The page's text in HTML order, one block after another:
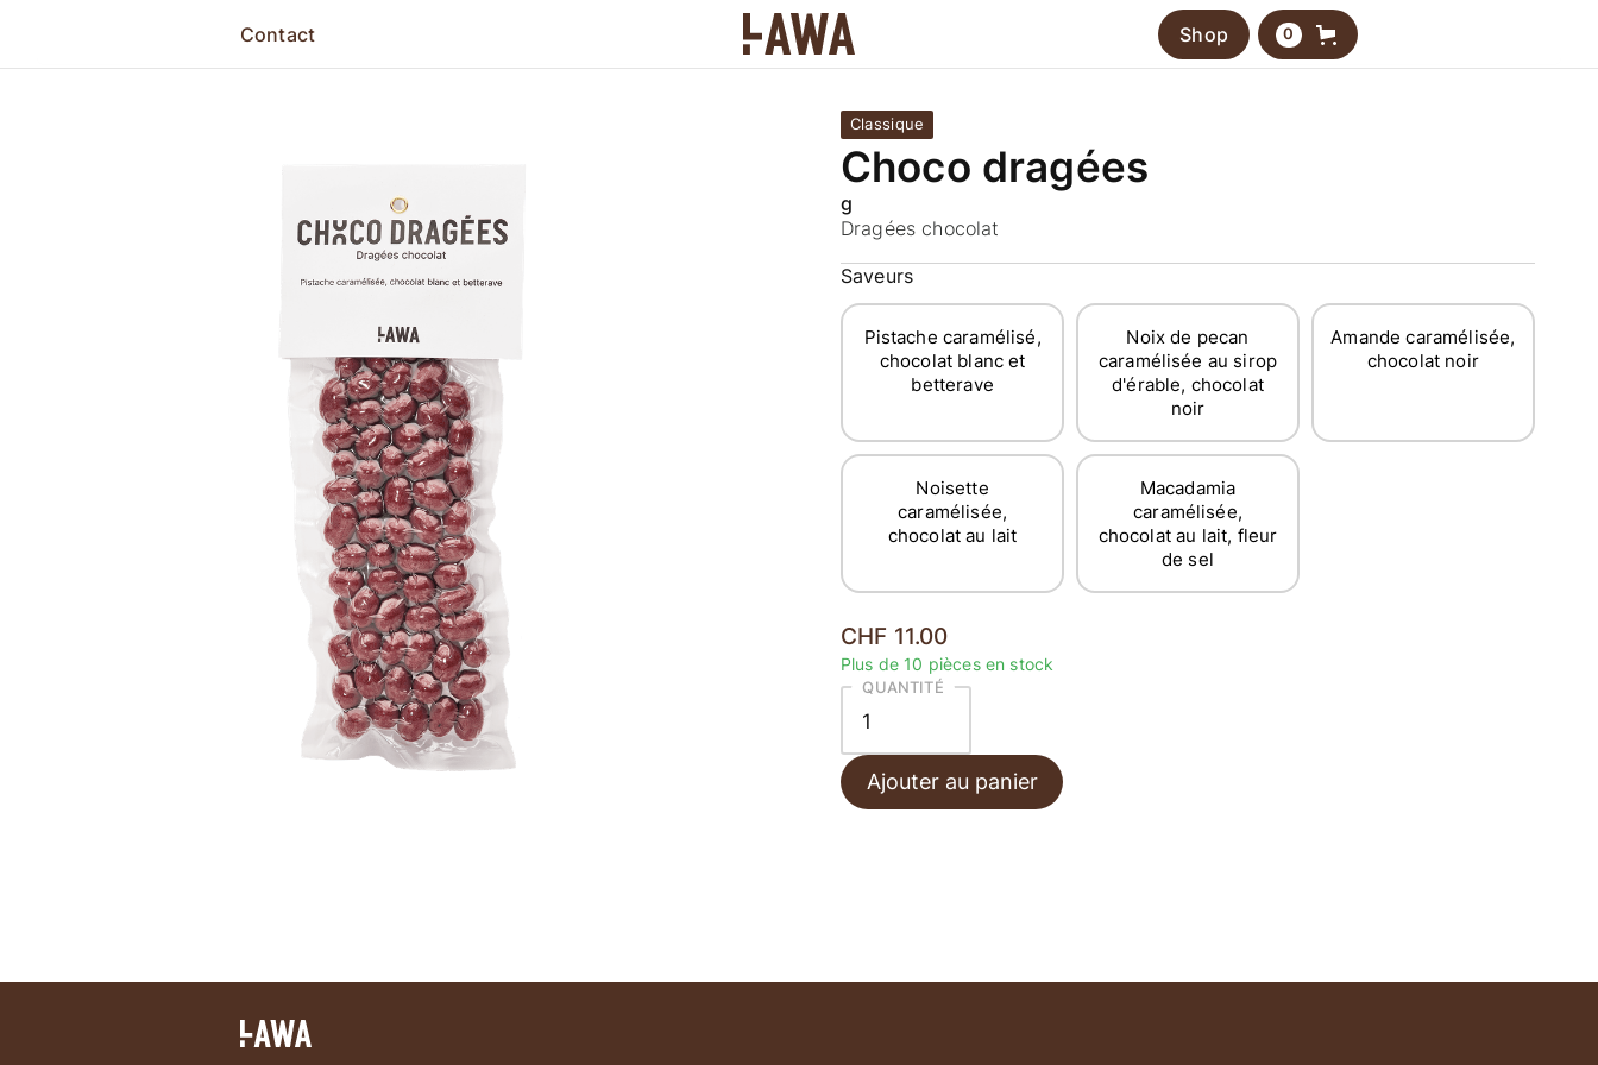
Contact Shop 0
Classique
Choco dragées
g
Dragées chocolat
Saveurs
Pistache caramélisé,
chocolat blanc et
betterave
Noix de pecan
caramélisée au sirop
d'érable, chocolat
noir
Amande caramélisée,
chocolat noir
Noisette
caramélisée,
chocolat au lait
Macadamia
caramélisée,
chocolat au lait, fleur
de sel
CHF 11.00
Plus de 10 pièces en stock
QUANTITÉ